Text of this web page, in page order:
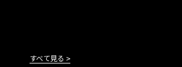
すべて見る